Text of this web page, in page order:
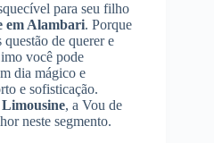
para seu filho
em Alambari. Porque
de querer e
você pode
dia mágico e
e sofisticação.
, a Vou de
neste segmento.